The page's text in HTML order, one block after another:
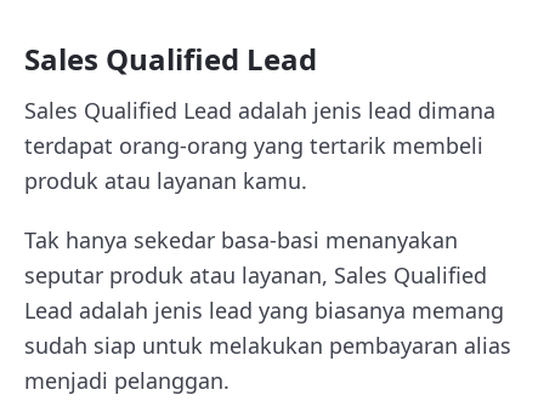
Sales Qualified Lead
Sales Qualified Lead adalah jenis lead dimana
terdapat orang-orang yang tertarik membeli
produk atau layanan kamu.
Tak hanya sekedar basa-basi menanyakan
seputar produk atau layanan, Sales Qualified
Lead adalah jenis lead yang biasanya memang
sudah siap untuk melakukan pembayaran alias
menjadi pelanggan.